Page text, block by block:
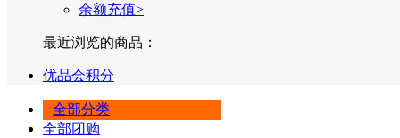
余额充值>
最近浏览的商品：
优品会积分
全部分类
全部团购